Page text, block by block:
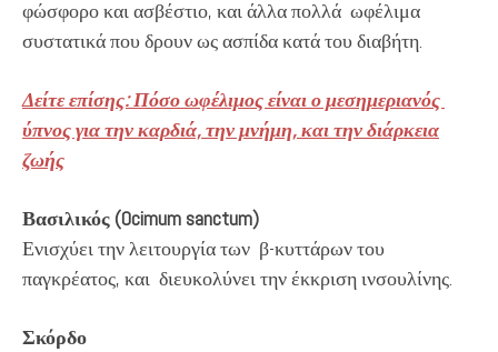
φώσφορο και ασβέστιο, και άλλα πολλά ωφέλιμα
συστατικά που δρουν ως ασπίδα κατά του διαβήτη.
Δείτε επίσης: Πόσο ωφέλιμος είναι ο μεσημεριανός
ύπνος για την καρδιά, την μνήμη, και την διάρκεια
ζωής
Βασιλικός (Ocimum sanctum)
Ενισχύει την λειτουργία των β-κυττάρων του
παγκρέατος, και διευκολύνει την έκκριση ινσουλίνης.
Σκόρδο